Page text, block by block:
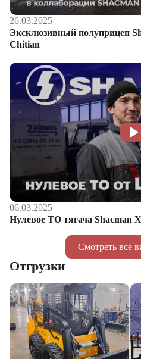
Смотреть все
26.03.2025
Эксклюзивный полуприцеп
Chitian
06.03.2025
Нулевое ТО тягача Shacman
Отгрузки